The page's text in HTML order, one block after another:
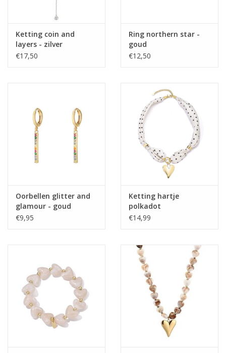
Ketting coin and
layers - zilver
€17,50
Ring northern star -
goud
€12,50
Oorbellen glitter and
glamour - goud
€9,95
Ketting hartje
polkadot
€14,99